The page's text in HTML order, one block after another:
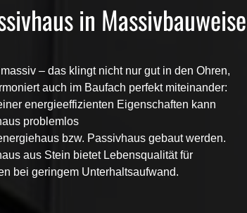
in Massivbauweise
massiv – das klingt nicht nur gut in den Ohren,
auch im Baufach perfekt miteinander:
energieeffizienten Eigenschaften kann
problemlos
bzw. Passivhaus gebaut werden.
aus Stein bietet Lebensqualität für
bei geringem Unterhaltsaufwand.